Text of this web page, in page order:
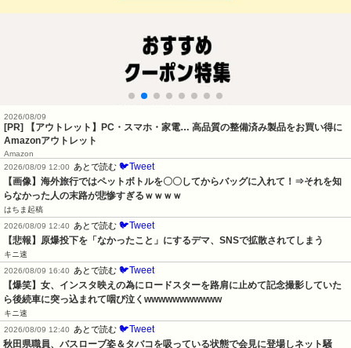
2026/08/09
[PR] 【アウトレット】PC・スマホ・家電… 高品質の整備済み製品をお買い得に
Amazonアウトレット
Amazon
2026/08/09 12:00
あとで読む 🐦Tweet
【画像】海外旅行ではペットボトルを〇〇してからバッグに入れて！⇒それを知
らなかった人の末路が悲惨すぎるｗｗｗｗ
はちま起稿
2026/08/09 12:40
あとで読む 🐦Tweet
【悲報】原爆投下を「なかったこと」にするデマ、SNSで拡散されてしまう
キニ速
2026/08/09 16:40
あとで読む 🐦Tweet
【爆笑】女、インスタ映えの為にロードスターを路肩に止めて記念撮影していた
ら後続車に突っ込まれて咽び泣くwwwwwwwwwww
キニ速
2026/08/09 12:40
あとで読む 🐦Tweet
秋田県職員、バスローブ姿＆タバコを吸っている状態で会見に登場しネット騒